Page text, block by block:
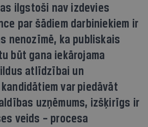
ilgstoši nav izdevies
par šādiem darbiniekiem ir
nenozīmē, ka publiskais
būt gana iekārojama
atlīdzībai un
var piedāvāt
uzņēmums, izšķirīgs ir
veids – procesa